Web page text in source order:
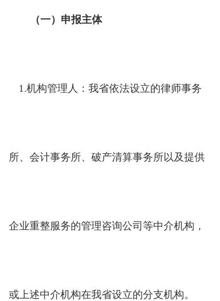
（一）申报主体
1.机构管理人：我省依法设立的律师事务
所、会计事务所、破产清算事务所以及提供
企业重整服务的管理咨询公司等中介机构，
或上述中介机构在我省设立的分支机构。